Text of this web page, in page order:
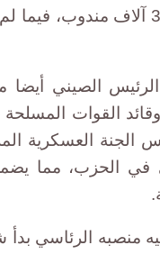
من بين 3 آلاف مندوب،
الصيني أيضا
الجنة العسكرية
الحزب، مما يضمن
منصبه الرئاسي